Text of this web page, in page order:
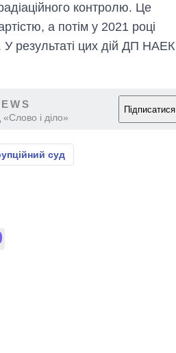
контролю. Це
а потім у 2021 році
результаті цих дій ДП НАЕК
і діло»
Підписатися
суд